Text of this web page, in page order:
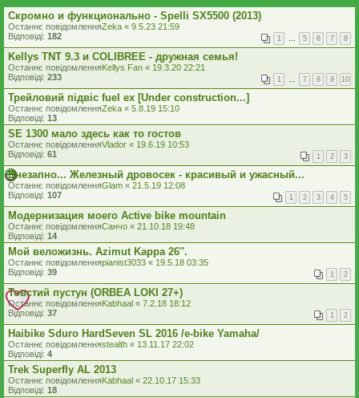
Скромно и функционально - Spelli SX5500 (2013)
Останнє повідомленняZeka « 9.5.23 21:59
Відповіді: 182 1 … 5 6 7 8
Kellys TNT 9.3 и COLIBREE - дружная семья!
Останнє повідомленняKellys Fan « 19.3.20 22:21
Відповіді: 233 1 … 7 8 9 10
Трейловий підвіс fuel ex [Under construction...]
Останнє повідомленняZeka « 5.8.19 15:10
Відповіді: 13
SE 1300 мало здесь как то гостов
Останнє повідомленняVlador « 19.6.19 10:53
Відповіді: 61 1 2 3
Внезапно... Железный дровосек - красивый и ужасный...
Останнє повідомленняGlam « 21.5.19 12:08
Відповіді: 107 1 2 3 4 5
Модернизация моего Active bike mountain
Останнє повідомленняСанчо « 21.10.18 19:48
Відповіді: 14
Мой веложизнь. Azimut Kappa 26''.
Останнє повідомленняpianist3033 « 19.5.18 03:35
Відповіді: 39 1 2
Товстий пустун (ORBEA LOKI 27+)
Останнє повідомленняKabhaal « 7.2.18 18:12
Відповіді: 37 1 2
Haibike Sduro HardSeven SL 2016 /e-bike Yamaha/
Останнє повідомленняstealth « 13.11.17 22:02
Відповіді: 4
Trek Superfly AL 2013
Останнє повідомленняKabhaal « 22.10.17 15:33
Відповіді: 18